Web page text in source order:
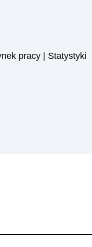
pracy| Statystyki